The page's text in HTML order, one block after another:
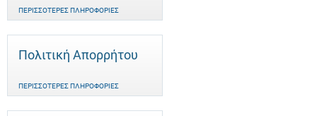
ΠΕΡΙΣΣΌΤΕΡΕΣ ΠΛΗΡΟΦΟΡΊΕΣ
Πολιτική Απορρήτου
ΠΕΡΙΣΣΌΤΕΡΕΣ ΠΛΗΡΟΦΟΡΊΕΣ